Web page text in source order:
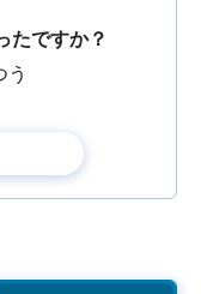
たですか？
う